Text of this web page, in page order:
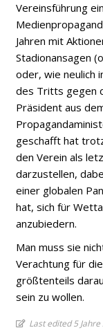
Vereinsführung
Jahren mit
Stadionansagen
oder, wie neulich
des Tritts gegen
Präsident aus
geschafft hat
den Verein als
darzustellen,
einer globalen
hat, sich für
anzubiedern.
Man muss sie
Verachtung für
größtenteils
sein zu wollen.
Last edited 5